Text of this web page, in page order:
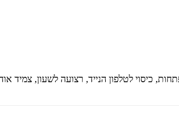
כיסוי לטלפון הנייד, רצועה לשעון,